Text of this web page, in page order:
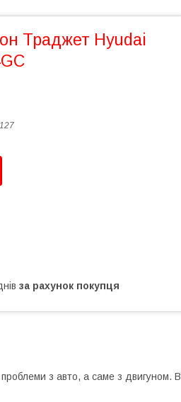
Траджет Hyudai
за рахунок покупця
з авто, а саме з двигуном. В